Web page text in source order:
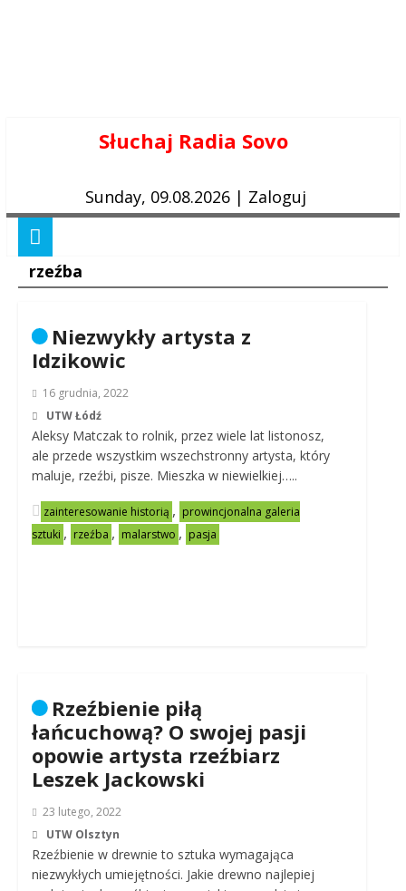
Słuchaj Radia Sovo
Sunday, 09.08.2026 | Zaloguj
rzeźba
Niezwykły artysta z
Idzikowic
16 grudnia, 2022
UTW Łódź
Aleksy Matczak to rolnik, przez wiele lat listonosz,
ale przede wszystkim wszechstronny artysta, który
maluje, rzeźbi, pisze. Mieszka w niewielkiej…..
zainteresowanie historią , prowincjonalna galeria
sztuki , rzeźba , malarstwo , pasja
Rzeźbienie piłą
łańcuchową? O swojej pasji
opowie artysta rzeźbiarz
Leszek Jackowski
23 lutego, 2022
UTW Olsztyn
Rzeźbienie w drewnie to sztuka wymagająca
niezwykłych umiejętności. Jakie drewno najlepiej